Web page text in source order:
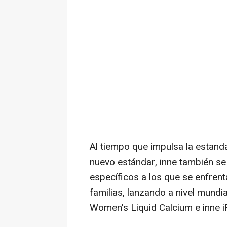
Al tiempo que impulsa la
nuevo estándar, inne también
específicos a los que se
familias, lanzando a nivel
Women's Liquid Calcium e inne